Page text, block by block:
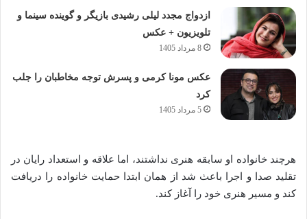
ازدواج مجدد لیلی رشیدی بازیگر و گوینده سینما و
تلویزیون + عکس
8 مرداد 1405
عکس مونا کرمی و پسرش توجه مخاطبان را جلب
کرد
5 مرداد 1405
هرچند خانواده او سابقه هنری نداشتند، اما علاقه و استعداد رایان در
تقلید صدا و اجرا باعث شد از همان ابتدا حمایت خانواده را دریافت
کند و مسیر هنری خود را آغاز کند.